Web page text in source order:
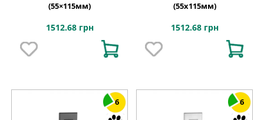
(55×115мм)
1512.68 грн
(55х115мм)
1512.68 грн
6 6